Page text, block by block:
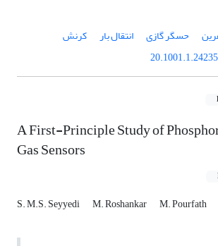
حسگر گازی انتقال بار
کرنش
A First-Principle Study of
Gas Sensors
S. M.S. Seyyedi M. Roshankar
M. Pourfath